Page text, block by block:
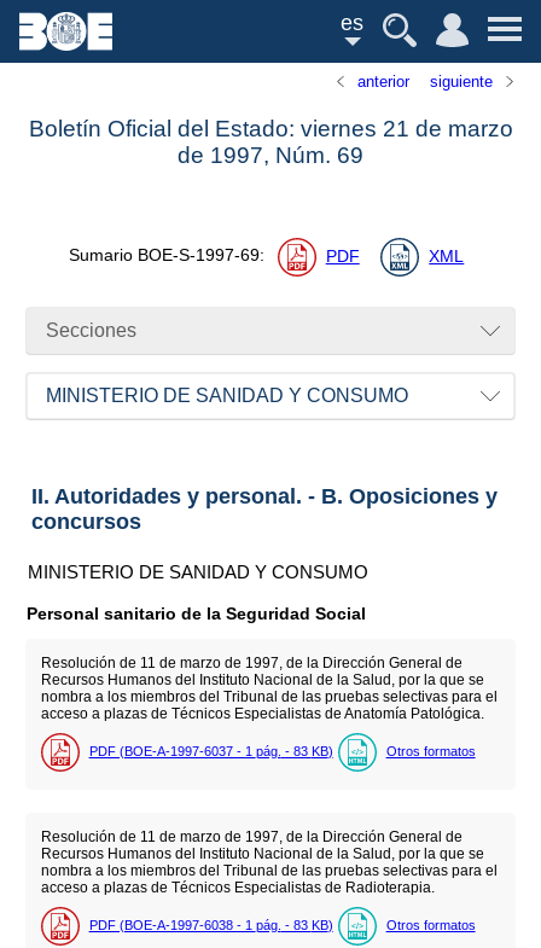
es
anterior siguiente
Boletín Oficial del Estado: viernes 21 de marzo
de 1997, Núm. 69
Sumario BOE-S-1997-69: PDF XML
Secciones
MINISTERIO DE SANIDAD Y CONSUMO
II. Autoridades y personal. - B. Oposiciones y
concursos
MINISTERIO DE SANIDAD Y CONSUMO
Personal sanitario de la Seguridad Social
Resolución de 11 de marzo de 1997, de la Dirección General de
Recursos Humanos del Instituto Nacional de la Salud, por la que se
nombra a los miembros del Tribunal de las pruebas selectivas para el
acceso a plazas de Técnicos Especialistas de Anatomía Patológica.
PDF (BOE-A-1997-6037 - 1 pág. - 83 KB) Otros formatos
Resolución de 11 de marzo de 1997, de la Dirección General de
Recursos Humanos del Instituto Nacional de la Salud, por la que se
nombra a los miembros del Tribunal de las pruebas selectivas para el
acceso a plazas de Técnicos Especialistas de Radioterapia.
PDF (BOE-A-1997-6038 - 1 pág. - 83 KB) Otros formatos